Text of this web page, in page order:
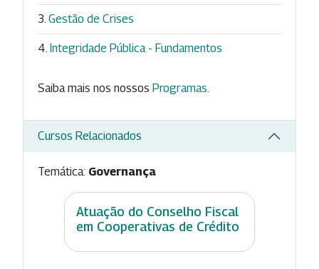
Gestão de Crises
Integridade Pública - Fundamentos
Saiba mais nos nossos Programas
Cursos Relacionados
Temática: Governança
Atuação do Conselho Fiscal
em Cooperativas de Crédito